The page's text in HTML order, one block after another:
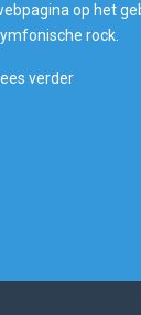
op het
rock.
Lees verder